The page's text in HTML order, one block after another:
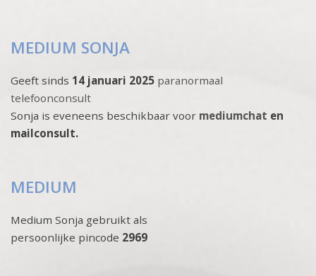
MEDIUM SONJA
Geeft sinds 14 januari 2025 paranormaal
telefoonconsult
Sonja is eveneens beschikbaar voor mediumchat en
mailconsult.
MEDIUM
Medium Sonja gebruikt als
persoonlijke pincode 2969